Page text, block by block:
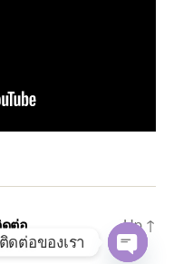
ต่อ
Up↑
ดต่อของเรา